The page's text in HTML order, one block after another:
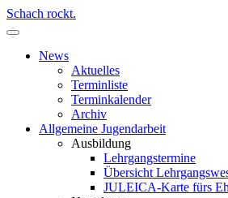
Schach rockt.
News
Aktuelles
Terminliste
Terminkalender
Archiv
Allgemeine Jugendarbeit
Ausbildung
Lehrgangstermine
Übersicht
JULEICA-Karte fürs